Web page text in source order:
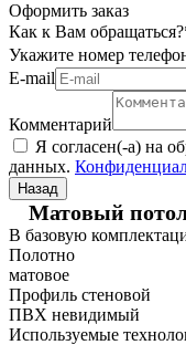
Оформить заказ
Как к Вам обращаться?
Укажите номер
Е-mail
Комментарий
Я согласен(-а) на
данных.
Назад
Матовый
В базовую
Полотно
матовое
Профиль стеновой
ПВХ невидимый
Используемые